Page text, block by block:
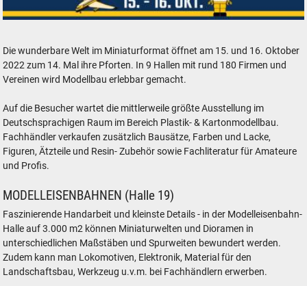
Die wunderbare Welt im Miniaturformat öffnet am 15. und 16. Oktober
2022 zum 14. Mal ihre Pforten. In 9 Hallen mit rund 180 Firmen und
Vereinen wird Modellbau erlebbar gemacht.
Auf die Besucher wartet die mittlerweile größte Ausstellung im
Deutschsprachigen Raum im Bereich Plastik- & Kartonmodellbau.
Fachhändler verkaufen zusätzlich Bausätze, Farben und Lacke,
Figuren, Ätzteile und Resin- Zubehör sowie Fachliteratur für Amateure
und Profis.
MODELLEISENBAHNEN (Halle 19)
Faszinierende Handarbeit und kleinste Details - in der Modelleisenbahn-
Halle auf 3.000 m2 können Miniaturwelten und Dioramen in
unterschiedlichen Maßstäben und Spurweiten bewundert werden.
Zudem kann man Lokomotiven, Elektronik, Material für den
Landschaftsbau, Werkzeug u.v.m. bei Fachhändlern erwerben.